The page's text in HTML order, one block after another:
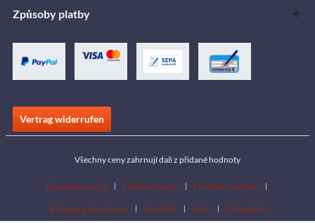
Způsoby platby
Vertrag widerrufen
Všechny ceny zahrnují daň z přidané hodnoty
Download area Händlersuche
Händler werden
Katalogy ke stažení
Kontakt Jobs Standorte